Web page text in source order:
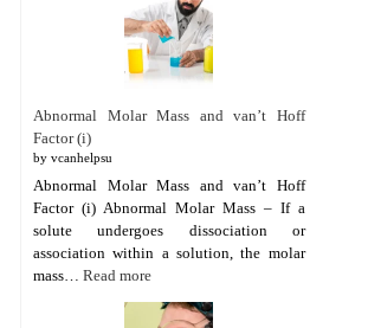
Abnormal Molar Mass and van’t Hoff
Factor (i)
by vcanhelpsu
Abnormal Molar Mass and van’t Hoff
Factor (i) Abnormal Molar Mass – If a
solute undergoes dissociation or
association within a solution, the molar
mass… Read more